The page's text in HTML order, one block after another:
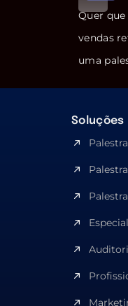
Quer
vendas
uma
Soluções